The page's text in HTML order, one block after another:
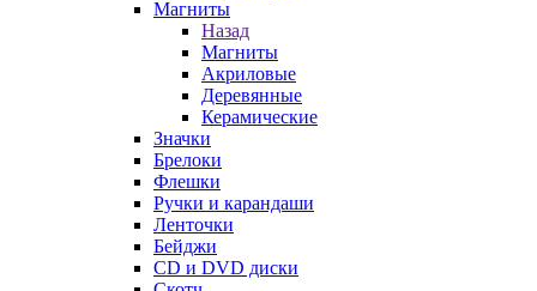
Магниты
Назад
Магниты
Акриловые
Деревянные
Керамические
Значки
Брелоки
Флешки
Ручки и карандаши
Ленточки
Бейджи
CD и DVD диски